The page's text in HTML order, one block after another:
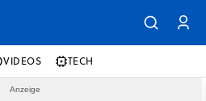
VIDEOS TECH